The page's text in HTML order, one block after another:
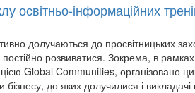
освітньо-інформаційних
долучаються до просвітницьких
розвиватися. Зокрема, в
Global Communities, організовано
бізнесу, до яких долучилися і